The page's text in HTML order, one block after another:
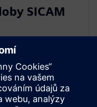
SICAM
na platformě
komunikaci a
bezpečností a